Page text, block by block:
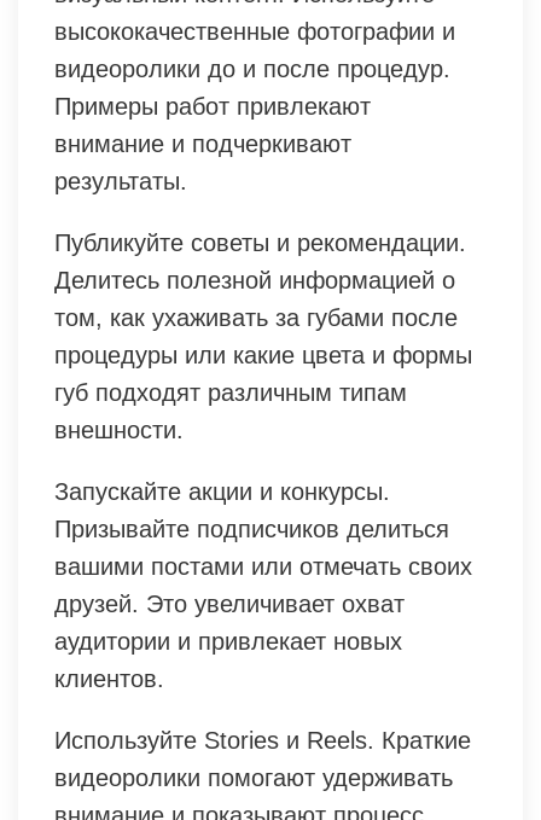
высококачественные фотографии и
видеоролики до и после процедур.
Примеры работ привлекают
внимание и подчеркивают
результаты.
Публикуйте советы и рекомендации.
Делитесь полезной информацией о
том, как ухаживать за губами после
процедуры или какие цвета и формы
губ подходят различным типам
внешности.
Запускайте акции и конкурсы.
Призывайте подписчиков делиться
вашими постами или отмечать своих
друзей. Это увеличивает охват
аудитории и привлекает новых
клиентов.
Используйте Stories и Reels. Краткие
видеоролики помогают удерживать